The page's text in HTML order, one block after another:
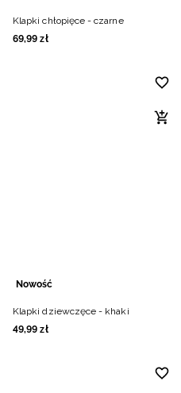
Klapki chłopięce - czarne
69,99 zł
Nowość
Klapki dziewczęce - khaki
49,99 zł